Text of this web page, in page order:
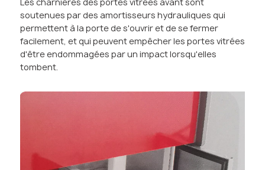
soutenues par des amortisseurs hydrauliques qui
permettent à la porte de s'ouvrir et de se fermer
facilement, et qui peuvent empêcher les portes vitrées
d'être endommagées par un impact lorsqu'elles
tombent.